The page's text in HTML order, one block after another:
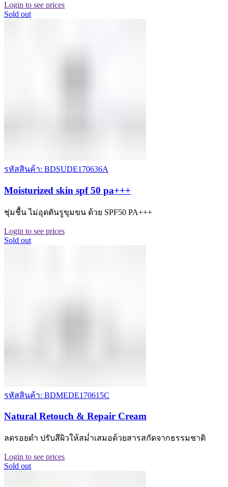
Login to see prices
Sold out
รหัสสินค้า: BDSUDE170636A
Moisturized skin spf 50 pa+++
ชุ่มชื้น ไม่อุดตันรูขุมขน ด้วย SPF50 PA+++
Login to see prices
Sold out
รหัสสินค้า: BDMEDE170615C
Natural Retouch & Repair Cream
ลดรอยดำ ปรับสีผิวให้สม่ำเสมอด้วยสารสกัดจากธรรมชาติ
Login to see prices
Sold out